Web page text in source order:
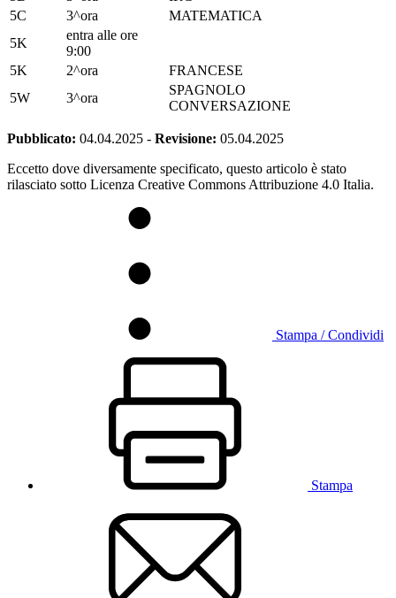
5C
3^ora
MATEMATICA
5K
entra alle ore
9:00
5K
2^ora
FRANCESE
5W
3^ora
SPAGNOLO
CONVERSAZIONE
Pubblicato: 04.04.2025 - Revisione: 05.04.2025
Eccetto dove diversamente specificato, questo articolo è stato
rilasciato sotto Licenza Creative Commons Attribuzione 4.0 Italia.
Stampa / Condividi
Stampa